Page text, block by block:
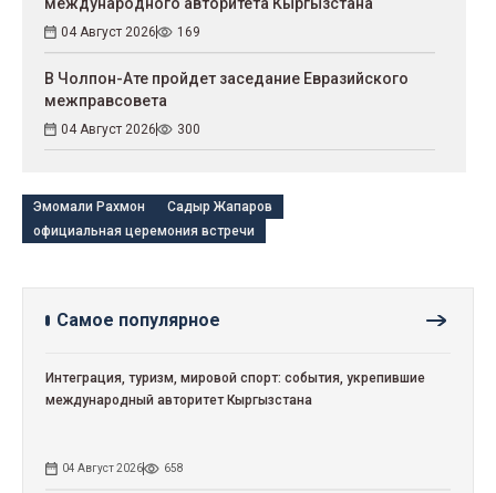
международного авторитета Кыргызстана
04 Август 2026 169
В Чолпон-Ате пройдет заседание Евразийского
межправсовета
04 Август 2026 300
Эмомали Рахмон
Садыр Жапаров
официальная церемония встречи
Самое популярное
Интеграция, туризм, мировой спорт: события, укрепившие
международный авторитет Кыргызстана
04 Август 2026 658